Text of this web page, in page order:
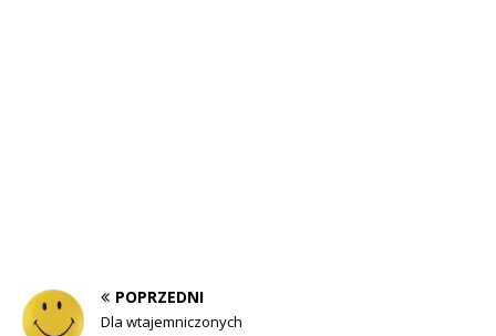
POPRZEDNI
Dla wtajemniczonych